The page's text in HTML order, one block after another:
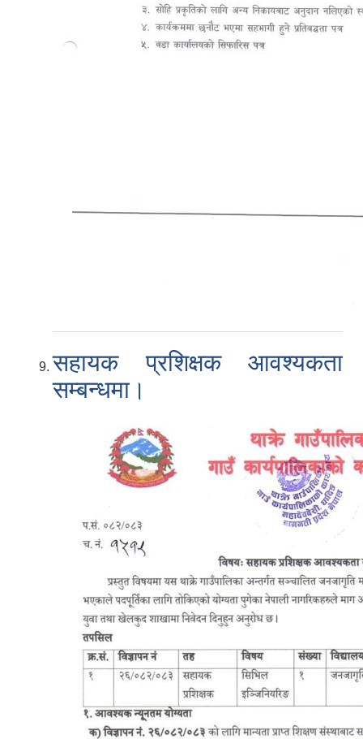
सहायक प्रशिक्षक आवश्यकता
सम्बन्धमा।